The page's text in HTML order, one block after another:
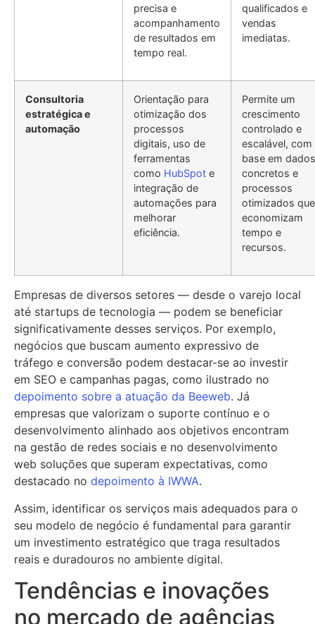
precisa e
acompanhamento
de resultados em
tempo real.
qualificados e
vendas
imediatas.
Consultoria
estratégica e
automação
Orientação para
otimização dos
processos
digitais, uso de
ferramentas
como HubSpot e
integração de
automações para
melhorar
eficiência.
Permite um
crescimento
controlado e
escalável, com
base em dados
concretos e
processos
otimizados que
economizam
tempo e
recursos.
Empresas de diversos setores — desde o varejo local
até startups de tecnologia — podem se beneficiar
significativamente desses serviços. Por exemplo,
negócios que buscam aumento expressivo de
tráfego e conversão podem destacar-se ao investir
em SEO e campanhas pagas, como ilustrado no
depoimento sobre a atuação da Beeweb. Já
empresas que valorizam o suporte contínuo e o
desenvolvimento alinhado aos objetivos encontram
na gestão de redes sociais e no desenvolvimento
web soluções que superam expectativas, como
destacado no depoimento à IWWA.
Assim, identificar os serviços mais adequados para o
seu modelo de negócio é fundamental para garantir
um investimento estratégico que traga resultados
reais e duradouros no ambiente digital.
Tendências e inovações
no mercado de agências